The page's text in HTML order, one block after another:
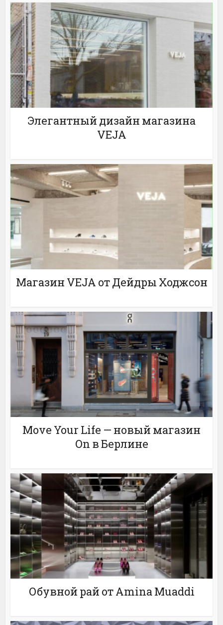
Элегантный дизайн магазина
VEJA
Магазин VEJA от Дейдры Ходжсон
Move Your Life — новый магазин
On в Берлине
Обувной рай от Amina Muaddi